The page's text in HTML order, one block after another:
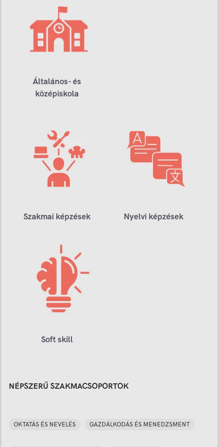
Általános- és
középiskola
Szakmai képzések Nyelvi képzések
Soft skill
NÉPSZERŰ SZAKMACSOPORTOK
OKTATÁS ÉS NEVELÉS GAZDÁLKODÁS ÉS MENEDZSMENT